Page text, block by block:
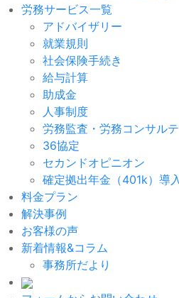
労務サービス一覧
アドバイザリー
就業規則
社会保険手続き
給与計算
助成金
人事制度
労務監査・労務コンサル
36協定
セカンドオピニオン
確定拠出年金（401k）導
料金プラン
解決事例
お客様の声
新着情報&コラム
事務所だより